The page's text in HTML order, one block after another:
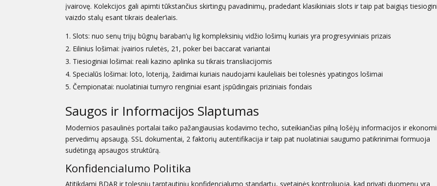
įvairovę. Kolekcijos gali apimti tūkstančius skirtingų pavadinimų, pradedant klasikiniais slots ir taip pat baigiąs
vaizdo stalų esant tikrais dealer’iais.
Slots: nuo senų trijų būgnų baraban’ų lig kompleksinių vidžio lošimų kuriais yra progresyviniais prizais
Eilinius lošimai: įvairios ruletės, 21, poker bei baccarat variantai
Tiesioginiai lošimai: reali kazino aplinka su tikrais transliacijomis
Specialūs lošimai: loto, loteriją, žaidimai kuriais naudojami kauleliais bei tolesnės ypatingos lošimai
Čempionatai: nuolatiniai turnyro renginiai esant įspūdingais priziniais fondais
Saugos ir Informacijos Slaptumas
Modernios pasaulinės portalai taiko pažangiausias kodavimo techo, suteikiančias pilną lošėjų informacijos ir
pervedimų apsaugą. SSL dokumentai, 2 faktorių autentifikacija ir taip pat nuolatiniai saugumo patikrinimai formuoja
sudėtingą apsaugos struktūrą.
Konfidencialumo Politika
Atitikdami BDAR ir tolesnių tarptautinių konfidencialumo standartų, svetainės kontroliuoja, kad privati duomenų yra